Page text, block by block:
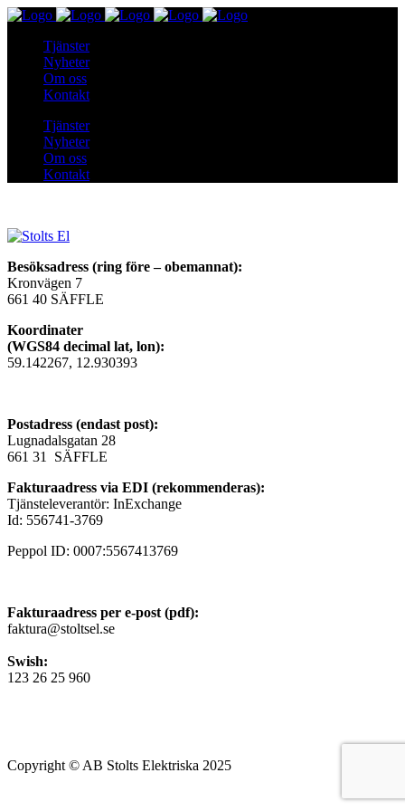
Tjänster
Nyheter
Om oss
Kontakt
Tjänster
Nyheter
Om oss
Kontakt
Besöksadress (ring före – obemannat):
Kronvägen 7
661 40 SÄFFLE
Koordinater
(WGS84 decimal lat, lon):
59.142267, 12.930393
Postadress (endast post):
Lugnadalsgatan 28
661 31 SÄFFLE
Fakturaadress via EDI (rekommenderas):
Tjänsteleverantör: InExchange
Id: 556741-3769
Peppol ID: 0007:5567413769
Fakturaadress per e-post (pdf):
faktura@stoltsel.se
Swish:
123 26 25 960
Copyright © AB Stolts Elektriska 2025